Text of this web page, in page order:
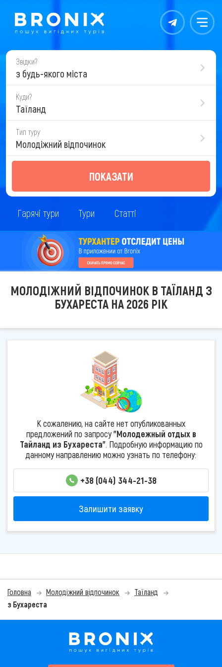
Контакты Меню
Звідки?
з будь-якого міста
Куди?
Таїланд
Тип туру
Молодіжний відпочинок
ПОКАЗАТИ
Гарячі тури Тури Статті
МОЛОДІЖНИЙ ВІДПОЧИНОК В ТАЇЛАНД З
БУХАРЕСТА НА 2026 РІК
К сожалению, на сайте нет опубликованных
предложений по запросу"Молодежный отдых в
Тайланд из Бухареста". Подробную информацию по
данному направлению можно узнать по телефону:
+38 (044) 344-21-38
Залишити заявку
Головна Молодіжний відпочинок
Таїланд
з Бухареста